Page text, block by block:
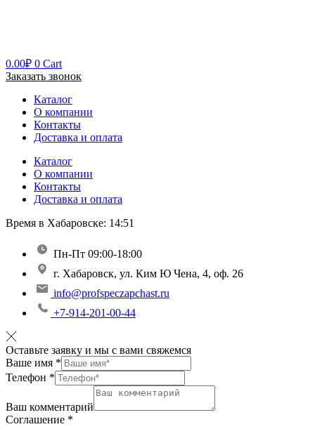
0.00₽ 0 Cart
Заказать звонок
Каталог
О компании
Контакты
Доставка и оплата
Каталог
О компании
Контакты
Доставка и оплата
Время в Хабаровске: 14:51
Пн-Пт 09:00-18:00
г. Хабаровск, ул. Ким Ю Чена, 4, оф. 26
info@profspeczapchast.ru
+7-914-201-00-44
Оставьте заявку и мы с вами свяжемся
Ваше имя *
Телефон *
Ваш комментарий
Соглашение *